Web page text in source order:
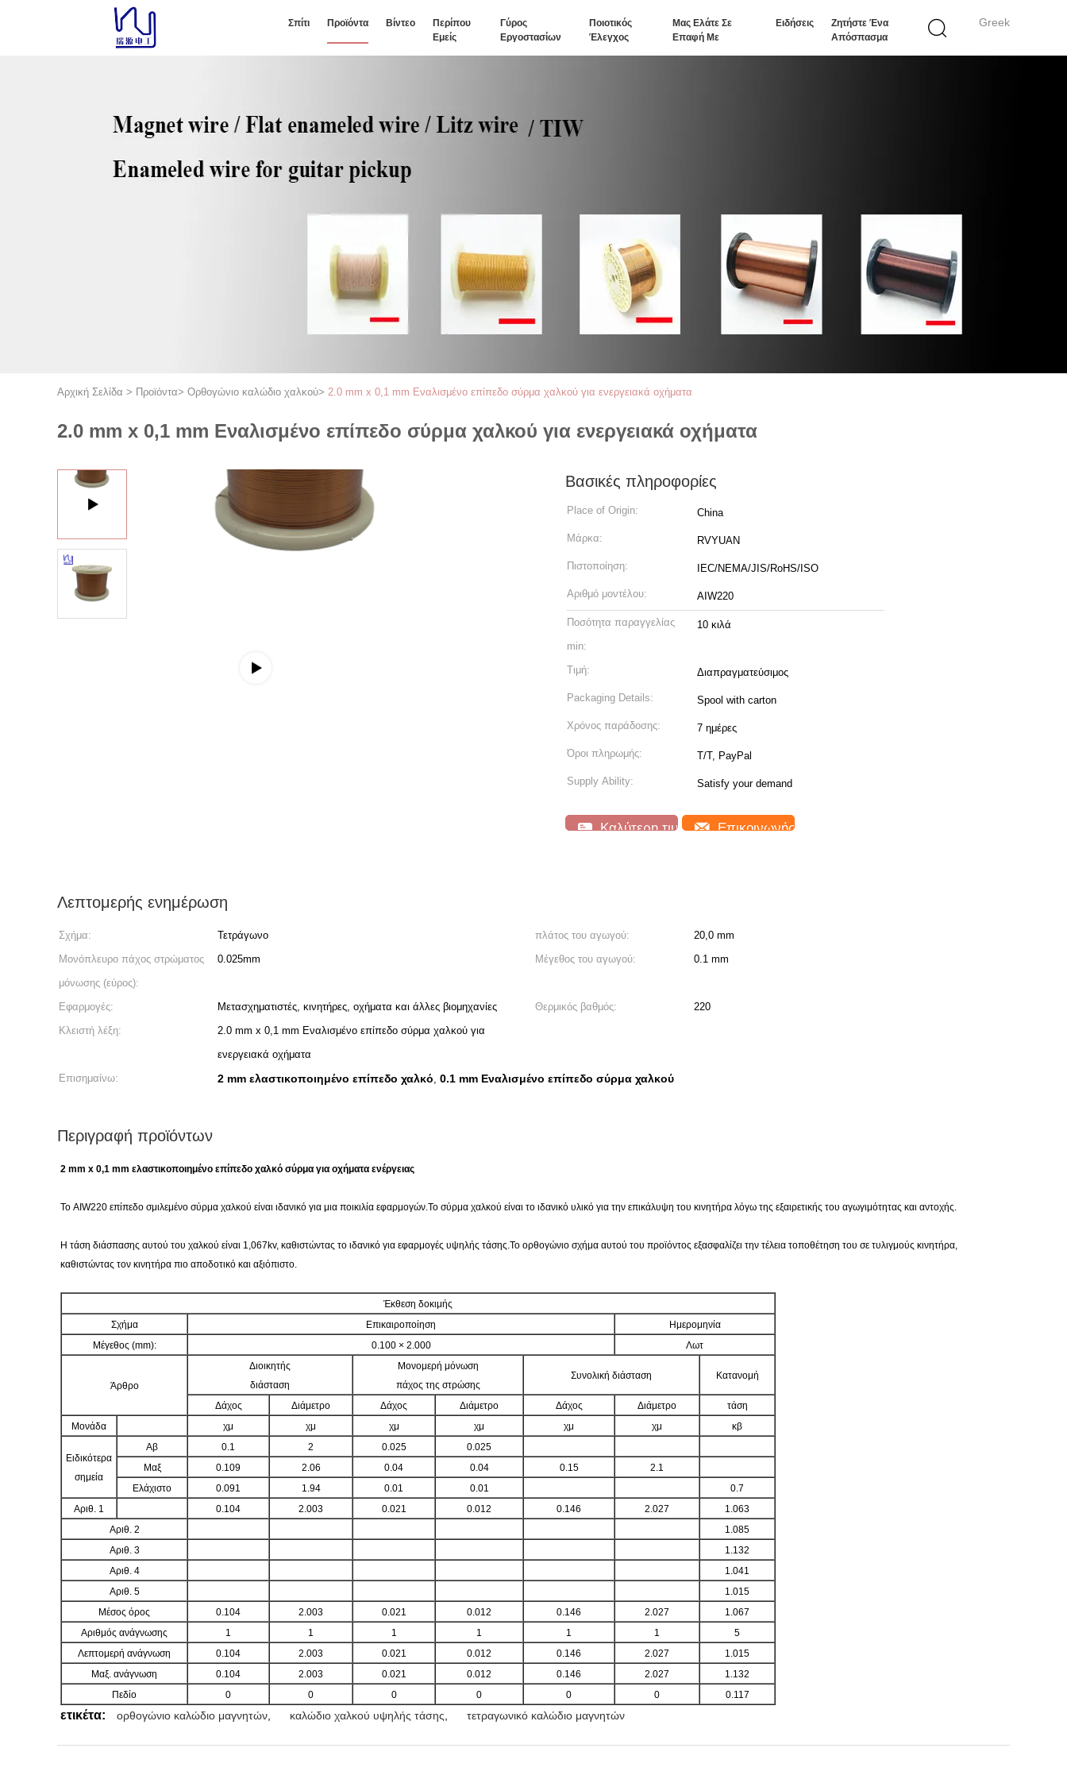
Greek
Σπίτι Προϊόντα Βίντεο
Περίπου
Εμείς
Γύρος
Εργοστασίων
Ποιοτικός
Έλεγχος
Μας Ελάτε Σε
Επαφή Με
Ειδήσεις
Ζητήστε Ένα
Απόσπασμα
Αρχική Σελίδα > Προϊόντα> Ορθογώνιο καλώδιο χαλκού> 2.0 mm x 0,1 mm Εναλισμένο επίπεδο σύρμα χαλκού για ενεργειακά οχήματα
2.0 mm x 0,1 mm Εναλισμένο επίπεδο σύρμα χαλκού για ενεργειακά οχήματα
Βασικές πληροφορίες
Place of Origin: China
Μάρκα: RVYUAN
Πιστοποίηση: IEC/NEMA/JIS/RoHS/ISO
Αριθμό μοντέλου: ΑΙW220
Ποσότητα παραγγελίας
min:
10 κιλά
Τιμή: Διαπραγματεύσιμος
Packaging Details: Spool with carton
Χρόνος παράδοσης: 7 ημέρες
Όροι πληρωμής: Τ/Τ, PayPal
Supply Ability: Satisfy your demand
Καλύτερη τιμή Επικοινωνήστε
Λεπτομερής ενημέρωση
Σχήμα: Τετράγωνο πλάτος του αγωγού:
20,0 mm
Μονόπλευρο πάχος στρώματος
μόνωσης (εύρος):
0.025mm Μέγεθος του αγωγού: 0.1 mm
Εφαρμογές: Μετασχηματιστές, κινητήρες, οχήματα και άλλες βιομηχανίες Θερμικός βαθμός:
220
Κλειστή λέξη:
2.0 mm x 0,1 mm Εναλισμένο επίπεδο σύρμα χαλκού για
ενεργειακά οχήματα
Επισημαίνω:
2 mm ελαστικοποιημένο επίπεδο χαλκό, 0.1 mm Εναλισμένο επίπεδο σύρμα χαλκού
Περιγραφή προϊόντων
2 mm x 0,1 mm ελαστικοποιημένο επίπεδο χαλκό σύρμα για οχήματα ενέργειας
Το AIW220 επίπεδο σμιλεμένο σύρμα χαλκού είναι ιδανικό για μια ποικιλία εφαρμογών.Το σύρμα χαλκού είναι το ιδανικό υλικό για την επικάλυψη του κινητήρα λόγω της εξαιρετικής του αγωγιμότητας και αντοχής.
Η τάση διάσπασης αυτού του χαλκού είναι 1,067kv, καθιστώντας το ιδανικό για εφαρμογές υψηλής τάσης.Το ορθογώνιο σχήμα αυτού του προϊόντος εξασφαλίζει την τέλεια τοποθέτηση του σε τυλιγμούς κινητήρα,
καθιστώντας τον κινητήρα πιο αποδοτικό και αξιόπιστο.
Έκθεση δοκιμής
Σχήμα
Επικαιροποίηση
Ημερομηνία
Μέγεθος (mm):
0.100 × 2.000 Λωτ
Άρθρο
Διοικητής
διάσταση
Μονομερή μόνωση
πάχος της στρώσης
Συνολική διάσταση Κατανομή
Δάχος Διάμετρο Δάχος Διάμετρο Δάχος Διάμετρο
τάση
Μονάδα
χμ χμ χμ χμ χμ χμ κβ
Ειδικότερα
σημεία
Αβ 0.1 2 0.025
0.025
Μαξ
0.109 2.06 0.04 0.04 0.15
2.1
Ελάχιστο
0.091 1.94 0.01 0.01
0.7
Αριθ. 1
0.104 2.003 0.021 0.012 0.146 2.027
1.063
Αριθ. 2
1.085
Αριθ. 3
1.132
Αριθ. 4
1.041
Αριθ. 5
1.015
Μέσος όρος
0.104 2.003 0.021 0.012 0.146 2.027
1.067
Αριθμός ανάγνωσης
1 1 1 1 1 1
5
Λεπτομερή ανάγνωση
0.104 2.003 0.021 0.012 0.146 2.027
1.015
Μαξ. ανάγνωση
0.104 2.003 0.021 0.012 0.146 2.027
1.132
Πεδίο
0 0 0 0 0 0 0.117
ετικέτα: ορθογώνιο καλώδιο μαγνητών καλώδιο χαλκού υψηλής τάσης τετραγωνικό καλώδιο μαγνητών